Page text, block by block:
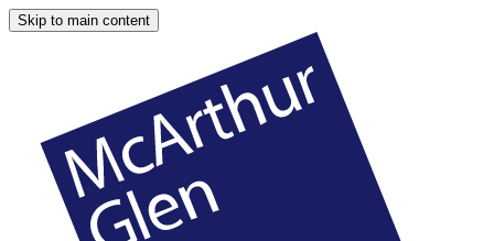
Skip to main content